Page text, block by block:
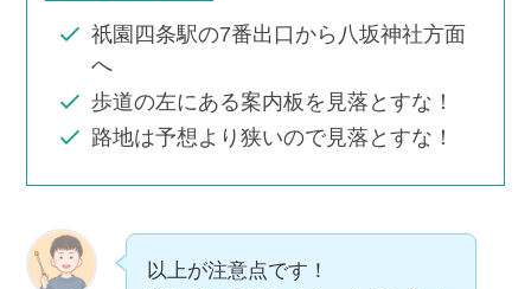
祇園四条駅の7番出口から八坂神社方面
へ
歩道の左にある案内板を見落とすな！
路地は予想より狭いので見落とすな！
以上が注意点です！